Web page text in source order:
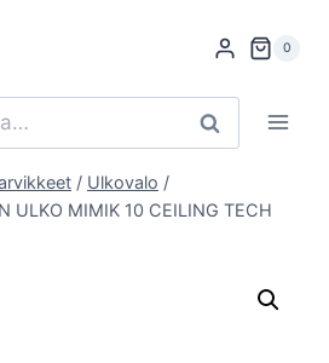
0
Haku
/ Ulkovalo /
ULKO MIMIK 10 CEILING TECH